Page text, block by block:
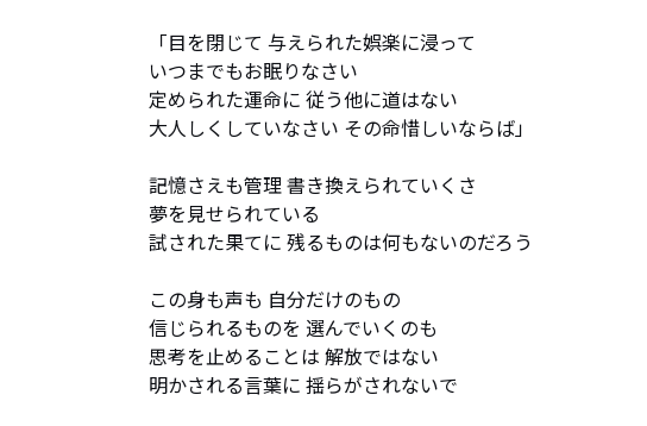
「目を閉じて 与えられた娯楽に浸って
いつまでもお眠りなさい
定められた運命に 従う他に道はない
大人しくしていなさい その命惜しいならば」
記憶さえも管理 書き換えられていくさ
夢を見せられている
試された果てに 残るものは何もないのだろう
この身も声も 自分だけのもの
信じられるものを 選んでいくのも
思考を止めることは 解放ではない
明かされる言葉に 揺らがされないで